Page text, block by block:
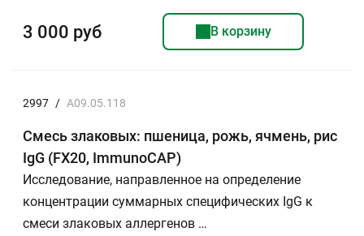
3 000 руб В корзину
2997 / A09.05.118
Смесь злаковых: пшеница, рожь, ячмень, рис
IgG (FX20, ImmunoCAP)
Исследование, направленное на определение
концентрации суммарных специфических IgG к
смеси злаковых аллергенов …